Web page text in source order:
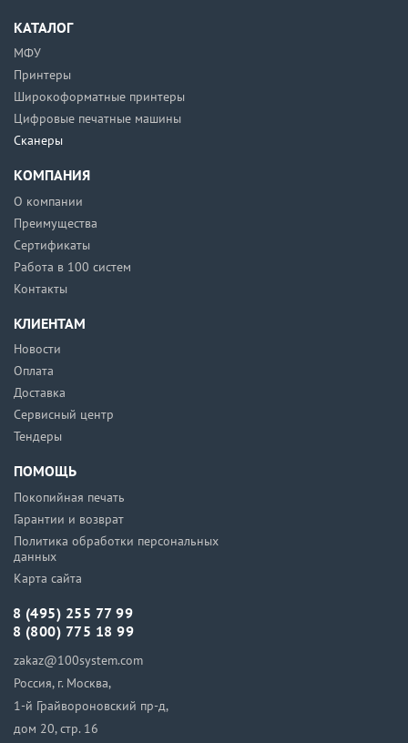
КАТАЛОГ
МФУ
Принтеры
Широкоформатные принтеры
Цифровые печатные машины
Сканеры
КОМПАНИЯ
О компании
Преимущества
Сертификаты
Работа в 100 систем
Контакты
КЛИЕНТАМ
Новости
Оплата
Доставка
Сервисный центр
Тендеры
ПОМОЩЬ
Покопийная печать
Гарантии и возврат
Политика обработки персональных
данных
Карта сайта
8 (495) 255 77 99
8 (800) 775 18 99
zakaz@100system.com
Россия, г. Москва,
1-й Грайвороновский пр-д,
дом 20, стр. 16